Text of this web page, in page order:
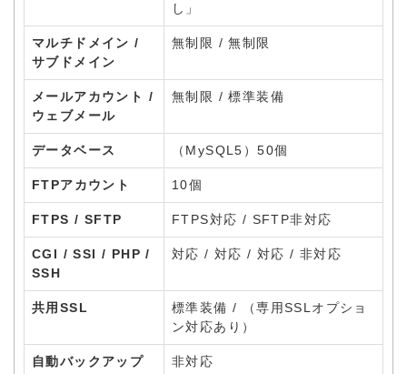
し」
マルチドメイン /
サブドメイン
無制限 / 無制限
メールアカウント /
ウェブメール
無制限 / 標準装備
データベース （MySQL5）50個
FTPアカウント 10個
FTPS / SFTP FTPS対応 / SFTP非対応
CGI / SSI / PHP /
SSH
対応 / 対応 / 対応 / 非対応
共用SSL
標準装備 / （専用SSLオプショ
ン対応あり）
自動バックアップ 非対応